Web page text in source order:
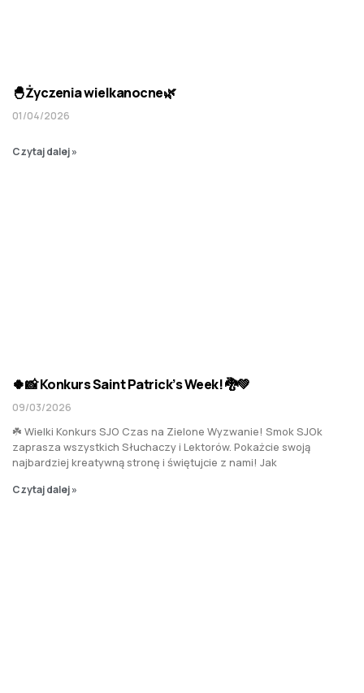
🐣Życzenia wielkanocne🌿
01/04/2026
Czytaj dalej »
🍀📸 Konkurs Saint Patrick’s Week! 🐉💚
09/03/2026
☘️ Wielki Konkurs SJO Czas na Zielone Wyzwanie! Smok SJOk
zaprasza wszystkich Słuchaczy i Lektorów. Pokażcie swoją
najbardziej kreatywną stronę i świętujcie z nami! Jak
Czytaj dalej »